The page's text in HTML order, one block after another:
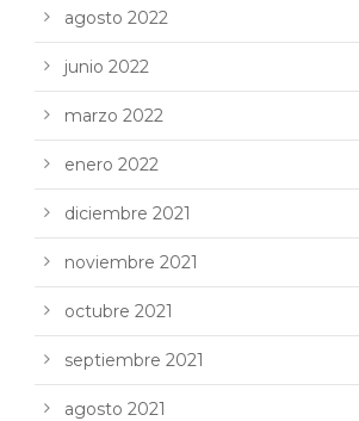
agosto 2022
junio 2022
marzo 2022
enero 2022
diciembre 2021
noviembre 2021
octubre 2021
septiembre 2021
agosto 2021